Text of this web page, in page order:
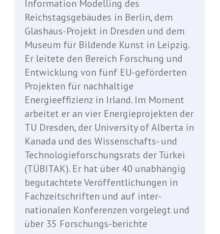
Information Modelling des
Reichstagsgebäudes in Berlin, dem
Glashaus-Projekt in Dresden und dem
Museum für Bildende Kunst in Leipzig.
Er leitete den Bereich Forschung und
Entwicklung von fünf EU-geförderten
Projekten für nachhaltige
Energieeffizienz in Irland. Im Moment
arbeitet er an vier Energieprojekten der
TU Dresden, der University of Alberta in
Kanada und des Wissenschafts- und
Technologieforschungsrats der Türkei
(TÜBITAK). Er hat über 40 unabhängig
begutachtete Veröffentlichungen in
Fachzeitschriften und auf inter-
nationalen Konferenzen vorgelegt und
über 35 Forschungs-berichte